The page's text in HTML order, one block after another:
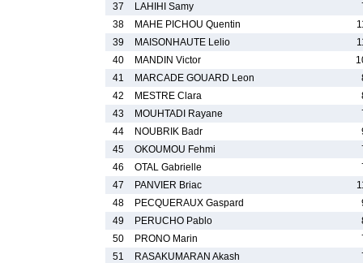
37
LAHIHI Samy
38
MAHE PICHOU Quentin
39
MAISONHAUTE Lelio
40
MANDIN Victor
41
MARCADE GOUARD Leon
42
MESTRE Clara
43
MOUHTADI Rayane
44
NOUBRIK Badr
45
OKOUMOU Fehmi
46
OTAL Gabrielle
47
PANVIER Briac
48
PECQUERAUX Gaspard
49
PERUCHO Pablo
50
PRONO Marin
51
RASAKUMARAN Akash